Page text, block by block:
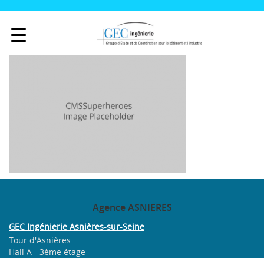
AgenceASNIERES
GEC Ingénierie Asnières-sur-Seine
Tour d'Asnières
Hall A - 3ème étage